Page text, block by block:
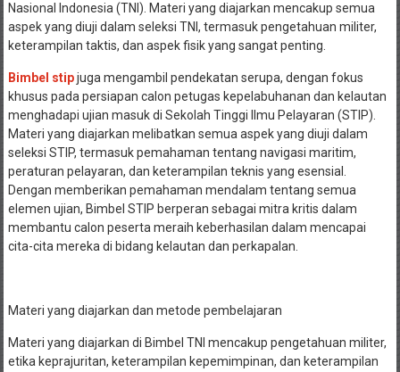
Nasional Indonesia (TNI). Materi yang diajarkan mencakup semua
aspek yang diuji dalam seleksi TNI, termasuk pengetahuan militer,
keterampilan taktis, dan aspek fisik yang sangat penting.
Bimbel stipjuga mengambil pendekatan serupa, dengan fokus
khusus pada persiapan calon petugas kepelabuhanan dan kelautan
menghadapi ujian masuk di Sekolah Tinggi Ilmu Pelayaran (STIP).
Materi yang diajarkan melibatkan semua aspek yang diuji dalam
seleksi STIP, termasuk pemahaman tentang navigasi maritim,
peraturan pelayaran, dan keterampilan teknis yang esensial.
Dengan memberikan pemahaman mendalam tentang semua
elemen ujian, Bimbel STIP berperan sebagai mitra kritis dalam
membantu calon peserta meraih keberhasilan dalam mencapai
cita-cita mereka di bidang kelautan dan perkapalan.
Materi yang diajarkan dan metode pembelajaran
Materi yang diajarkan di Bimbel TNI mencakup pengetahuan militer,
etika keprajuritan, keterampilan kepemimpinan, dan keterampilan